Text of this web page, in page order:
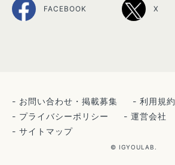
FACEBOOK X
お問い合わせ・掲載募集
利用規約
プライバシーポリシー
運営会社
サイトマップ
© IGYOULAB.